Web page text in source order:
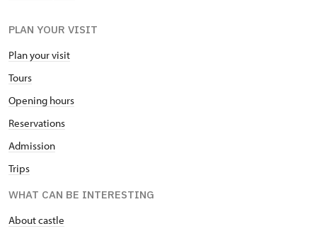
PLAN YOUR VISIT
Plan your visit
Tours
Opening hours
Reservations
Admission
Trips
WHAT CAN BE INTERESTING
About castle